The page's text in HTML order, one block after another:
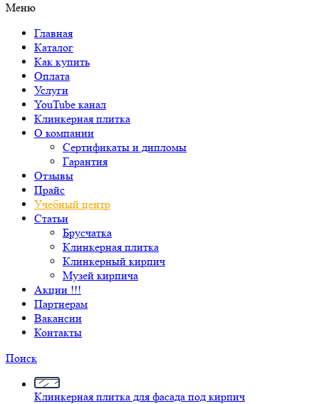
Меню
Главная
Каталог
Как купить
Оплата
Услуги
YouTube канал
Клинкерная плитка
О компании
Сертификаты и дипломы
Гарантия
Отзывы
Прайс
Учебный центр
Статьи
Брусчатка
Клинкерная плитка
Клинкерный кирпич
Музей кирпича
Акции !!!
Партнерам
Вакансии
Контакты
Поиск
Клинкерная плитка для фасада под кирпич